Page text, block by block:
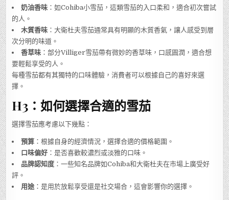
奶油香味 ：如Cohiba小雪茄，這類雪茄的入口柔和，適合初次嘗試
的人。
木質香味 ：大衛杜夫雪茄通常具有明顯的木質香氣，讓人感受到層
次分明的味道。
香草味 ：部分Villiger雪茄帶有微妙的香草味，口感圓潤，適合想
要輕鬆享受的人。
每種雪茄都有其獨特的口味體驗，消費者可以根據自己的喜好來選
擇。
H3：如何選擇合適的雪茄
選擇雪茄應考慮以下幾點：
預算 ：根據自身的經濟情況，選擇合適的價格範圍。
口味偏好 ：是否喜歡較濃烈或淡雅的口味。
品牌認知度 ：一些知名品牌如Cohiba和大衛杜夫在市場上廣受好
評。
用途 ：是用於放鬆享受還是社交場合，這會影響你的選擇。